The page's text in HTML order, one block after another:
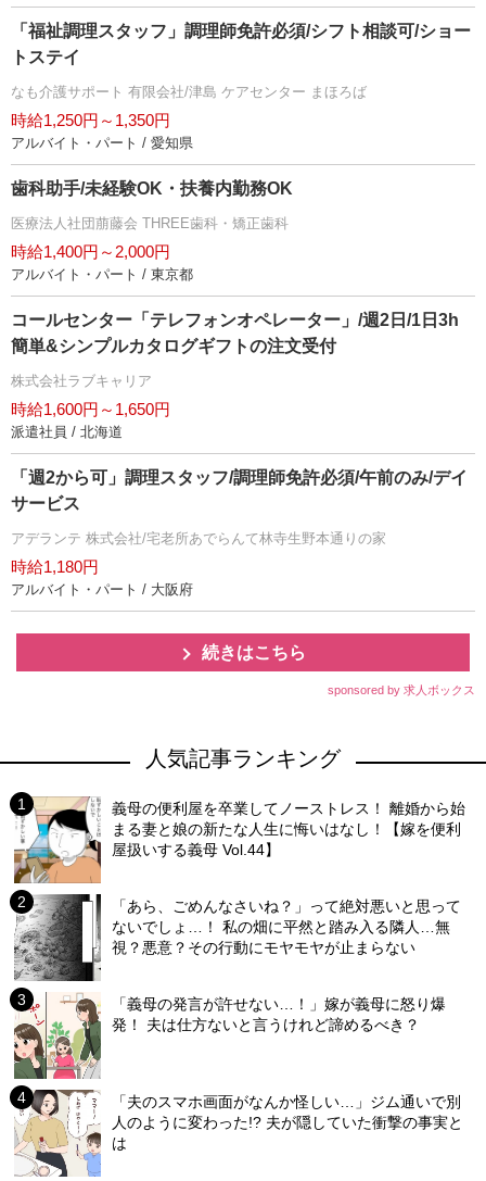
「福祉調理スタッフ」調理師免許必須/シフト相談可/ショー
トステイ
なも介護サポート 有限会社/津島 ケアセンター まほろば
時給1,250円～1,350円
アルバイト・パート / 愛知県
歯科助手/未経験OK・扶養内勤務OK
医療法人社団萠藤会 THREE歯科・矯正歯科
時給1,400円～2,000円
アルバイト・パート / 東京都
コールセンター「テレフォンオペレーター」/週2日/1日3h
簡単&シンプルカタログギフトの注文受付
株式会社ラブキャリア
時給1,600円～1,650円
派遣社員 / 北海道
「週2から可」調理スタッフ/調理師免許必須/午前のみ/デイ
サービス
アデランテ 株式会社/宅老所あでらんて林寺生野本通りの家
時給1,180円
アルバイト・パート / 大阪府
続きはこちら
sponsored by 求人ボックス
人気記事ランキング
義母の便利屋を卒業してノーストレス！ 離婚から始
まる妻と娘の新たな人生に悔いはなし！【嫁を便利
屋扱いする義母 Vol.44】
「あら、ごめんなさいね？」って絶対悪いと思って
ないでしょ…！ 私の畑に平然と踏み入る隣人…無
視？悪意？その行動にモヤモヤが止まらない
「義母の発言が許せない…！」嫁が義母に怒り爆
発！ 夫は仕方ないと言うけれど諦めるべき？
「夫のスマホ画面がなんか怪しい…」ジム通いで別
人のように変わった!? 夫が隠していた衝撃の事実と
は